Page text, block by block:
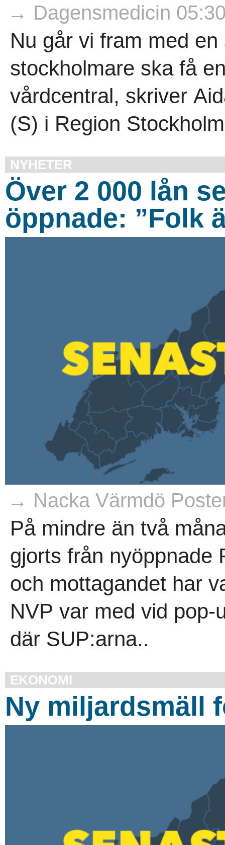
→ Dagensmedicin
Nu går vi fram med
stockholmare ska få
vårdcentral, skriver
(S) i Region
NYHETER
Över 2 000 lån
öppnade: ”Folk
→ Nacka Värmdö
På mindre än två
gjorts från nyöppnade
och mottagandet har
NVP var med vid
där SUP:arna..
EKONOMI
Ny miljardsmäll